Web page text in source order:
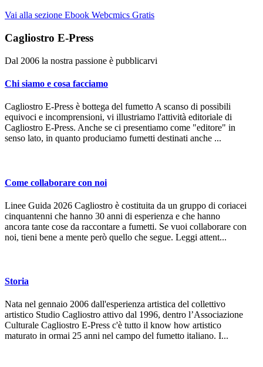
Vai alla sezione Ebook Webcmics Gratis
Cagliostro E-Press
Dal 2006 la nostra passione è pubblicarvi
Chi siamo e cosa facciamo
Cagliostro E-Press è bottega del fumetto A scanso di possibili
equivoci e incomprensioni, vi illustriamo l'attività editoriale di
Cagliostro E-Press. Anche se ci presentiamo come "editore" in
senso lato, in quanto produciamo fumetti destinati anche ...
Come collaborare con noi
Linee Guida 2026 Cagliostro è costituita da un gruppo di coriacei
cinquantenni che hanno 30 anni di esperienza e che hanno
ancora tante cose da raccontare a fumetti. Se vuoi collaborare con
noi, tieni bene a mente però quello che segue. Leggi attent...
Storia
Nata nel gennaio 2006 dall'esperienza artistica del collettivo
artistico Studio Cagliostro attivo dal 1996, dentro l’Associazione
Culturale Cagliostro E-Press c'è tutto il know how artistico
maturato in ormai 25 anni nel campo del fumetto italiano. I...